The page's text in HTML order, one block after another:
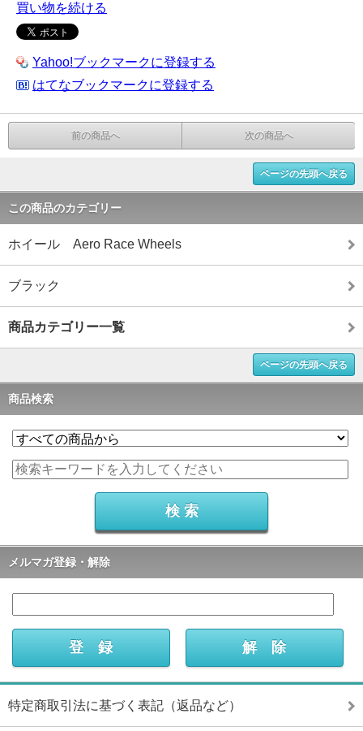
買い物を続ける
Yahoo!ブックマークに登録する
はてなブックマークに登録する
前の商品へ 次の商品へ
ページの先頭へ戻る
この商品のカテゴリー
ホイール Aero Race Wheels
ブラック
商品カテゴリー一覧
ページの先頭へ戻る
商品検索
メルマガ登録・解除
特定商取引法に基づく表記（返品など）